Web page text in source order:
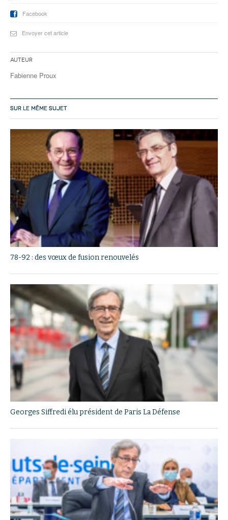
Facebook
Envoyer cet article
Auteur
Fabienne Proux
SUR LE MÊME SUJET
78-92 : des vœux de fusion renouvelés
Georges Siffredi élu président de Paris La Défense